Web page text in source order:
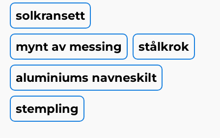
solkransett
mynt av messing stålkrok
aluminiums navneskilt
stempling